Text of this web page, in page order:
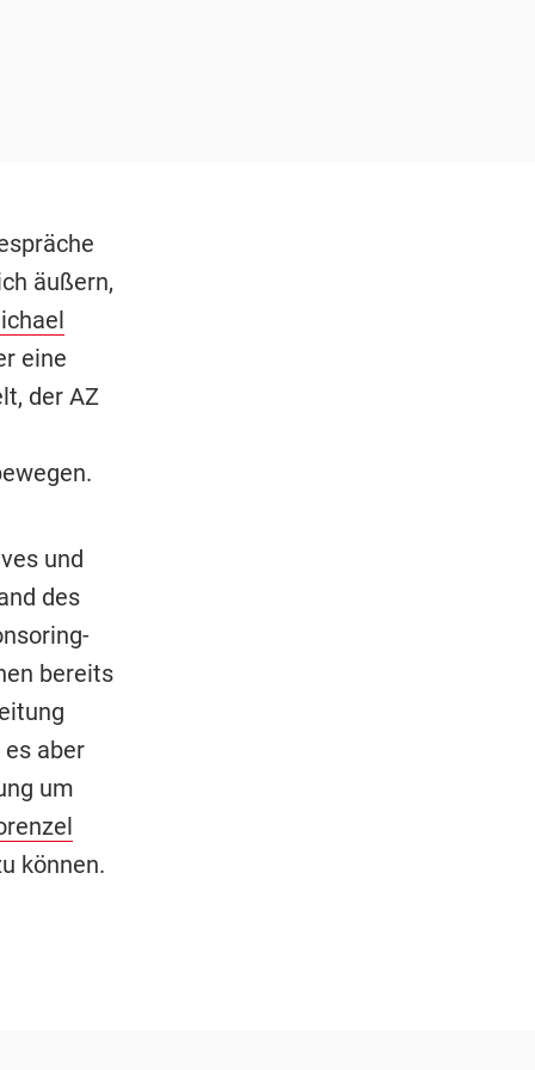
äußern,
eine
der AZ
und
des
bereits
aber
um
können.